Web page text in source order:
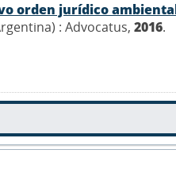
orden jurídico
: Advocatus, 2016.